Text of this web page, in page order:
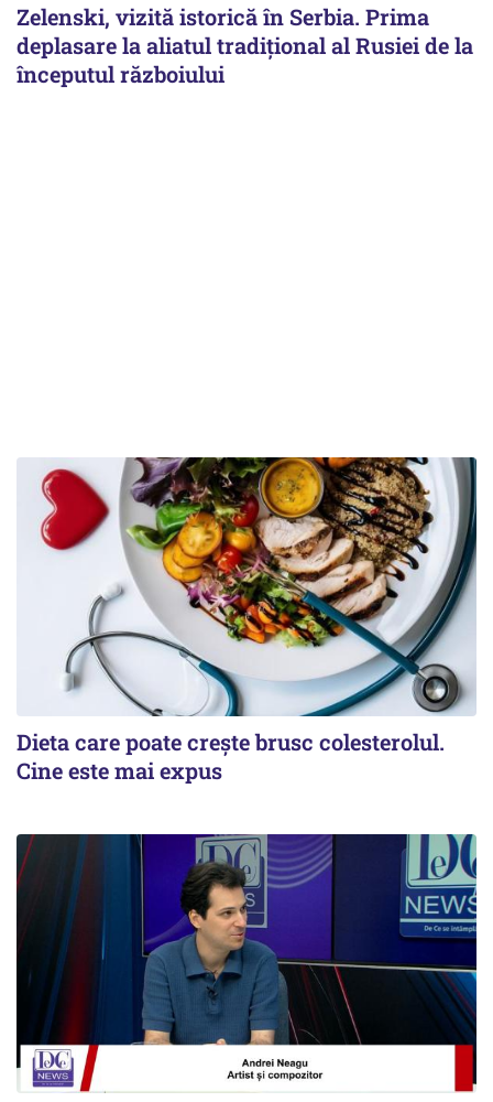
Zelenski, vizită istorică în Serbia. Prima
deplasare la aliatul tradițional al Rusiei de la
începutul războiului
Dieta care poate crește brusc colesterolul.
Cine este mai expus